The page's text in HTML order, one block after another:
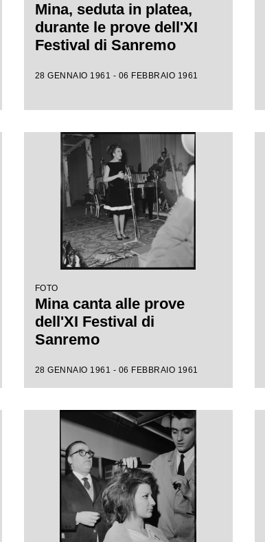
Mina, seduta in platea,
durante le prove dell'XI
Festival di Sanremo
28 GENNAIO 1961 - 06 FEBBRAIO 1961
FOTO
Mina canta alle prove
dell'XI Festival di
Sanremo
28 GENNAIO 1961 - 06 FEBBRAIO 1961